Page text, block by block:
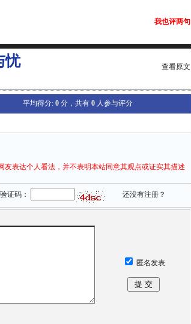
我也评两句
忧 查看原文
平均得分: 0 分，共有 0 人参与评分
友表达个人看法，并不表明本站同意其观点或证实其描述
验证码： 还没有注册？
匿名发表